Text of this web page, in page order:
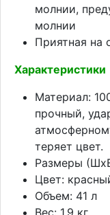
молнии,
молнии
Приятная на
Характеристики
Материал:
прочный,
теряет цвет.
Размеры
Цвет:
Объем: 41 л
Вес: 1,9 кг